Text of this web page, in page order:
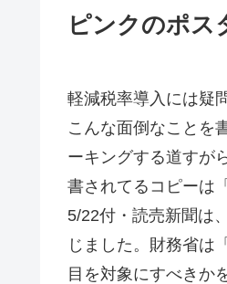
ピンクのポス
軽減税率導入には疑
こんな面倒なことを
ーキングする道すが
書されてるコピーは
5/22付・読売新聞は
じました。財務省は
目を対象にすべきか